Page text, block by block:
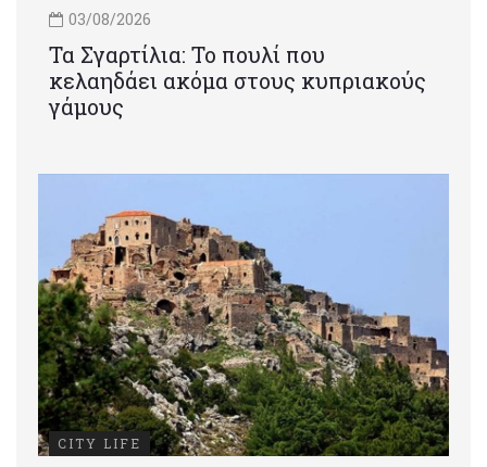
03/08/2026
Τα Σγαρτίλια: Το πουλί που
κελαηδάει ακόμα στους κυπριακούς
γάμους
CITY LIFE